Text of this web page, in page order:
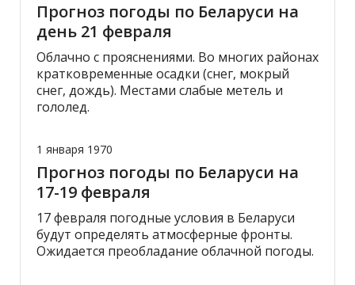
Прогноз погоды по Беларуси на
день 21 февраля
Облачно с прояснениями. Во многих районах
кратковременные осадки (снег, мокрый
снег, дождь). Местами слабые метель и
гололед.
1 января 1970
Прогноз погоды по Беларуси на
17-19 февраля
17 февраля погодные условия в Беларуси
будут определять атмосферные фронты.
Ожидается преобладание облачной погоды.